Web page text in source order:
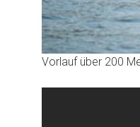
Vorlauf über 200